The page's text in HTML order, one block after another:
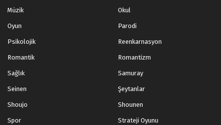
Müzik Okul
Oyun Parodi
Psikolojik Reenkarnasyon
Romantik Romantizm
Sağlık Samuray
Seinen Şeytanlar
Shoujo Shounen
Spor Strateji Oyunu